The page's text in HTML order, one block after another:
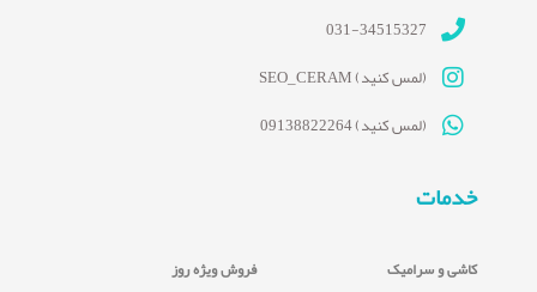
031-34515327
(لمس کنید) SEO_CERAM
(لمس کنید) 09138822264
خدمات
کاشی و سرامیک فروش ویژه روز